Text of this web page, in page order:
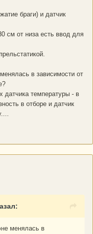
браги) и датчик
см от низа есть ввод для
в зависимости от
температуры - в
в отборе и датчик
менялась в